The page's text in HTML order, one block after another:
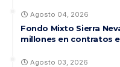
Agosto 04, 2026
Fondo Mixto Sierra
millones en contratos
Agosto 03, 2026